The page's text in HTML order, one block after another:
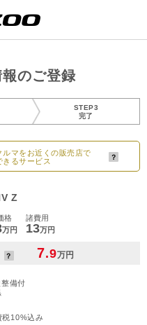
のご登録
STEP3
完了
ルマをお近くの販売店で
きるサービス
Z
格
万円
諸費用
13万円
7.9万円
備付
10%込み